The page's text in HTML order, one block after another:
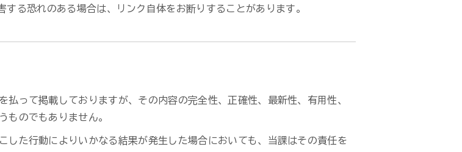
る恐れのある場合は、リンク自体をお断りすることがあります。
って掲載しておりますが、その内容の完全性、正確性、最新性、有用性、
ものでもありません。
した行動によりいかなる結果が発生した場合においても、当課はその責任を